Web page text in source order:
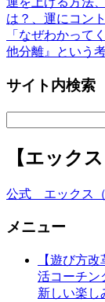
は？、運にコン
「なぜわかって
他分離』という
サイト内検索
【エック
公式 エックス（
メニュー
【遊び方
活コーチン
新しい楽し